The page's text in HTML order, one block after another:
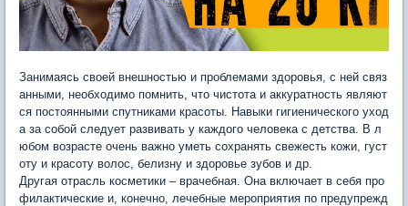
Занимаясь своей внешностью и проблемами здоровья, с ней связ
анными, необходимо помнить, что чистота и аккуратность являют
ся постоянными спутниками красоты. Навыки гигиенического уход
а за собой следует развивать у каждого человека с детства. В л
юбом возрасте очень важно уметь сохранять свежесть кожи, густ
оту и красоту волос, белизну и здоровье зубов и др.
Другая отрасль косметики – врачебная. Она включает в себя про
филактические и, конечно, лечебные мероприятия по предупрежд